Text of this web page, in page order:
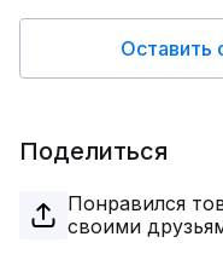
Оставить
Поделиться
Понравился
своими